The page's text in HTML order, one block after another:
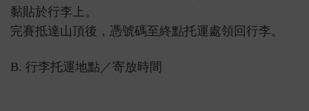
黏貼於行李上。
完賽抵達山頂後，憑號碼至終點托運處領回行李。
B. 行李托運地點／寄放時間